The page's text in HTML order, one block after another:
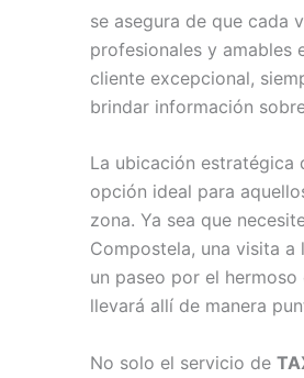
se asegura de que cada
profesionales y amables
cliente excepcional,
brindar información
La ubicación estratégica
opción ideal para
zona. Ya sea que
Compostela, una visita
un paseo por el
llevará allí de manera
No solo el servicio de